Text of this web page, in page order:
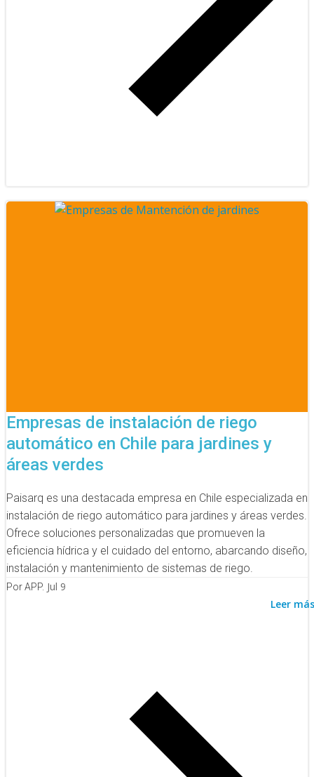
Empresas de instalación de riego
automático en Chile para jardines y
áreas verdes
Paisarq es una destacada empresa en Chile especializada en
instalación de riego automático para jardines y áreas verdes.
Ofrece soluciones personalizadas que promueven la
eficiencia hídrica y el cuidado del entorno, abarcando diseño,
instalación y mantenimiento de sistemas de riego.
Por APP. Jul 9
Leer más